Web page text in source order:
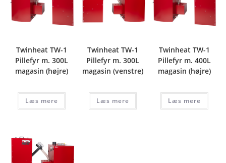
Twinheat TW-1
Pillefyr m. 300L
magasin (højre)
Læs mere
Twinheat TW-1
Pillefyr m. 300L
magasin (venstre)
Læs mere
Twinheat TW-1
Pillefyr m. 400L
magasin (højre)
Læs mere